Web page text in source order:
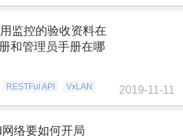
监控的验收资料在
和管理员手册在哪
RESTFul API VxLAN 2019-11-11
络要如何开局